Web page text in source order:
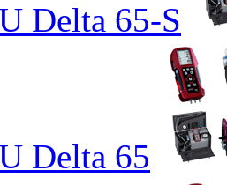
Delta 65-S
Delta 65